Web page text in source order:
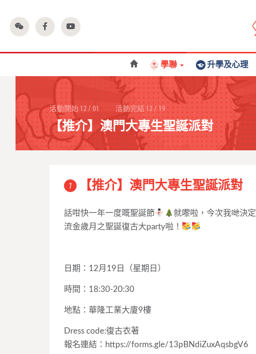
學聯 升學及心理
活動開始12/ 01 活動完結 12/19
【推介】澳門大專生聖誕派對
1 【推介】澳門大專生聖誕派對
話咁快一年一度嘅聖誕節 就嚟啦，今次我哋決
流金歲月之聖誕復古大party啦！
日期：12月19日（星期日）
時間：18:30-20:30
地點：華隆工業大廈9樓
Dress code:復古衣著
報名連結：https://forms.gle/13pBNdiZuxAqsbgV6